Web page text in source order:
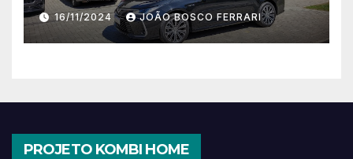
16/11/2024 JOÃO BOSCO FERRARI
PROJETO KOMBI HOME